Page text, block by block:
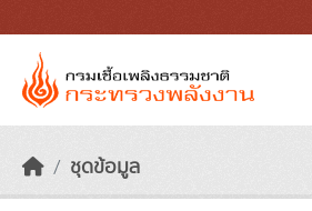
ชุดข้อมูล